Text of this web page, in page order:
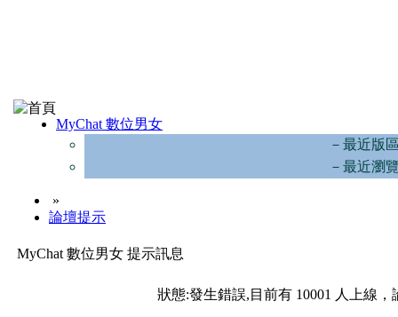
MyChat 數位男女
－最近版
－最近瀏
»
論壇提示
MyChat 數位男女 提示訊息
狀態:發生錯誤,目前有 10001 人上線